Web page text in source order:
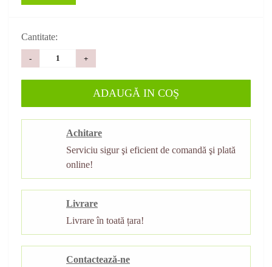
Cantitate:
- +
ADAUGĂ IN COŞ
Achitare
Serviciu sigur şi eficient de comandă şi plată
online!
Livrare
Livrare în toată țara!
Contactează-ne